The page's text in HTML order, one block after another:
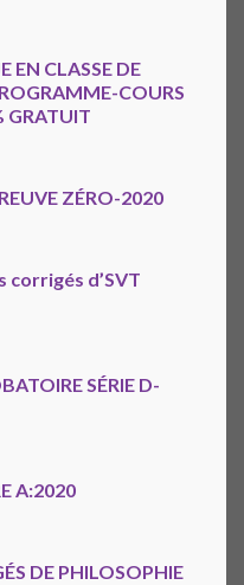
EN CLASSE DE
COURS
GRATUIT
ZÉRO-2020
corrigés d’SVT
SÉRIE D-
A:2020
DE PHILOSOPHIE